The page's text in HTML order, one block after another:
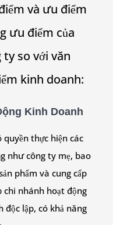
và ưu điểm
ưu điểm của
so với văn
kinh doanh:
Kinh Doanh
quyền thực hiện các
như công ty mẹ, bao
phẩm và cung cấp
chi nhánh hoạt động
lập, có khả năng